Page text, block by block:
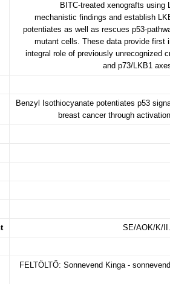
BITC-treated xenografts using
mechanistic findings and establish
potentiates as well as rescues p53-
mutant cells. These data provide first
integral role of previously unrecognized
and p73/LKB1
Benzyl Isothiocyanate potentiates p53
breast cancer through
SE/AOK/K/
FELTÖLTŐ: Sonnevend Kinga -